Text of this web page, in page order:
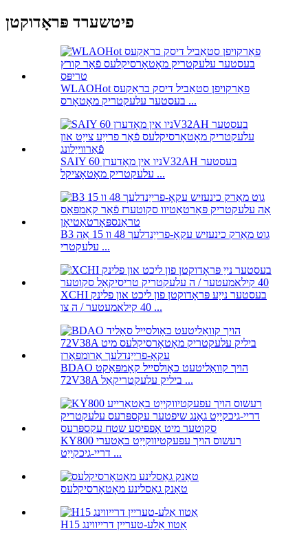
פיטשערד פּראָדוקטן
WLAOHot פאַרקויפן סטאַביל דיסק בראַקעס
בעסטער עלעקטריק מאָטאָרס ...
SAIY ניו אין מאָדערן 60V32AH בעסטער
עלעקטריק מאָטאָציקל ...
B3 גוט מאַרק כינעזיש עקאָ-פרייַנדלעך 48 וו 15 אַה
עלעקטרי ...
XCHI בעסטער נייַע פּראָדוקטן פון ליכט און פלינק
40 קילאמעטער / ה צו ...
BDAO הויך קוואַליטעט כאָולסייל קאָמפּאַקט
72V38A ביליק עלעקטריקאַל ...
KY800 רעשוס הויך עפעקטיווקייַט באַטערי
דריי-גיכקייַט ...
טאַנק גאַסלינע מאָטאָרסיקלעס
H15 אַטוו אַלע-טעריין דרייווינג